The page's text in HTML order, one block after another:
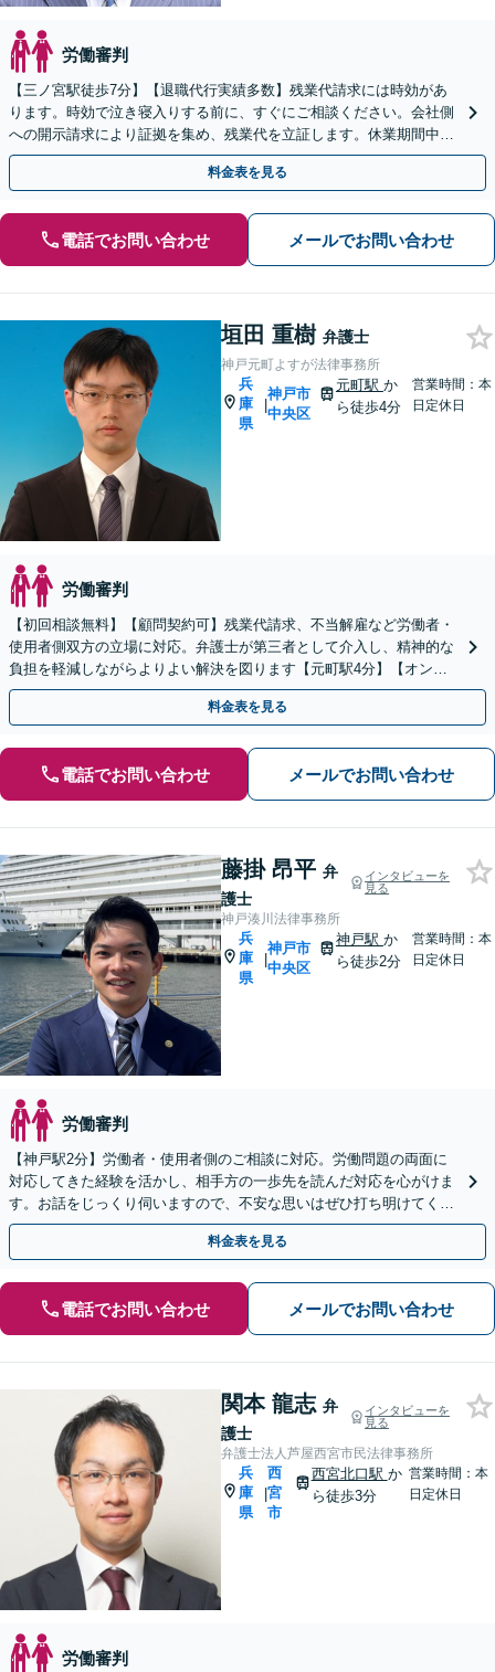
労働審判
【三ノ宮駅徒歩7分】【退職代行実績多数】残業代請求には時効があ
ります。時効で泣き寝入りする前に、すぐにご相談ください。会社側
への開示請求により証拠を集め、残業代を立証します。休業期間中の
補償や解決金も請求可。【LINEや弁護士直通電話あり】
料金表を見る
電話でお問い合わせ メールでお問い合わせ
垣田 重樹 弁護士
神戸元町よすが法律事務所
兵
庫
県
|
神戸市
中央区
元町駅 か
ら徒歩4分
営業時間：本
日定休日
労働審判
【初回相談無料】【顧問契約可】残業代請求、不当解雇など労働者・
使用者側双方の立場に対応。弁護士が第三者として介入し、精神的な
負担を軽減しながらよりよい解決を図ります【元町駅4分】【オンラ
イン面談OK】
料金表を見る
電話でお問い合わせ メールでお問い合わせ
藤掛 昂平 弁
護士
インタビューを
見る
神戸湊川法律事務所
兵
庫
県
|
神戸市
中央区
神戸駅 か
ら徒歩2分
営業時間：本
日定休日
労働審判
【神戸駅2分】労働者・使用者側のご相談に対応。労働問題の両面に
対応してきた経験を活かし、相手方の一歩先を読んだ対応を心がけま
す。お話をじっくり伺いますので、不安な思いはぜひ打ち明けてくだ
さい【夜間・休日相談可（要予約）】
料金表を見る
電話でお問い合わせ メールでお問い合わせ
関本 龍志 弁
護士
インタビューを
見る
弁護士法人芦屋西宮市民法律事務所
兵
庫
県
|
西
宮
市
西宮北口駅 か
ら徒歩3分
営業時間：本
日定休日
労働審判